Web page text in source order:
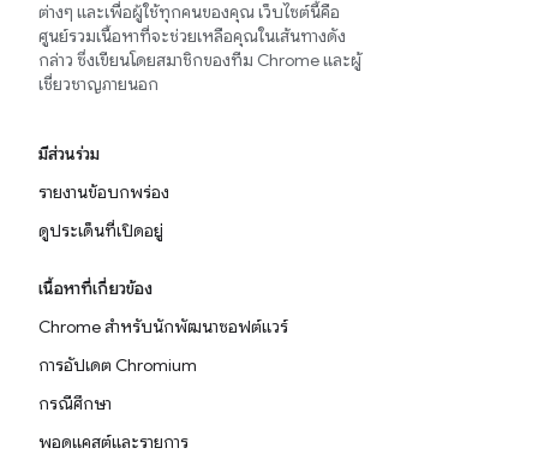
ต่างๆ และเพื่อผู้ใช้ทุกคนของคุณ เว็บไซต์นี้คือ
ศูนย์รวมเนื้อหาที่จะช่วยเหลือคุณในเส้นทางดัง
กล่าว ซึ่งเขียนโดยสมาชิกของทีม Chrome และผู้
เชี่ยวชาญภายนอก
มีส่วนร่วม
รายงานข้อบกพร่อง
ดูประเด็นที่เปิดอยู่
เนื้อหาที่เกี่ยวข้อง
Chrome สำหรับนักพัฒนาซอฟต์แวร์
การอัปเดต Chromium
กรณีศึกษา
พอดแคสต์และรายการ